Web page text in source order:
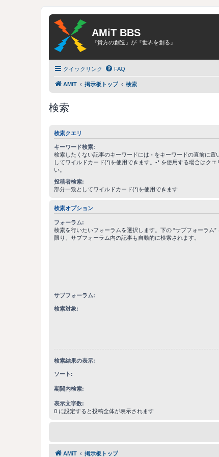
AMiT BBS
『貴方の創造』が『世界を創る』
クイックリンク FAQ
AMiT 掲示板トップ 検索
検索
検索クエリ
キーワード検索:
検索したくない記事のキーワードには - をキーワードの直前に置
してワイルドカード(*)を使用できます。-* を使用する場合はクエ
い。
投稿者検索:
部分一致としてワイルドカード(*)を使用できます
検索オプション
フォーラム:
検索を行いたいフォーラムを選択します。下の “サブフォーラム”
限り、サブフォーラム内の記事も自動的に検索されます。
サブフォーラム:
検索対象:
検索結果の表示:
ソート:
期間内検索:
表示文字数:
0 に設定すると投稿全体が表示されます
AMiT 掲示板トップ